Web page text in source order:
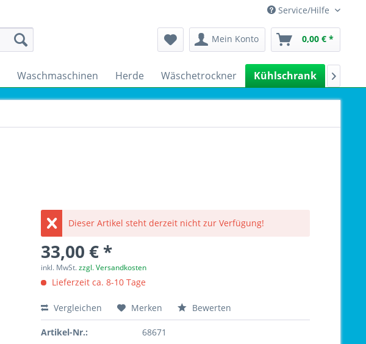
Service/Hilfe
Mein Konto 0,00 € *
Waschmaschinen Herde Wäschetrockner Kühlschrank 
Dieser Artikel steht derzeit nicht zur Verfügung!
33,00 € *
inkl. MwSt.zzgl. Versandkosten
Lieferzeit ca. 8-10 Tage
Vergleichen Merken Bewerten
Artikel-Nr.: 68671